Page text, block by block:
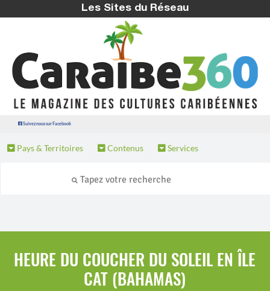
Les Sites du Réseau
Suivez nous sur Facebook
Pays & Territoires Contenus Services
HEURE DU COUCHER DU SOLEIL EN ÎLE
CAT (BAHAMAS)